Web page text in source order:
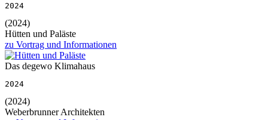
2024
(2024)
Hütten und Paläste
zu Vortrag und Informationen
Das degewo Klimahaus
2024
(2024)
Weberbrunner Architekten